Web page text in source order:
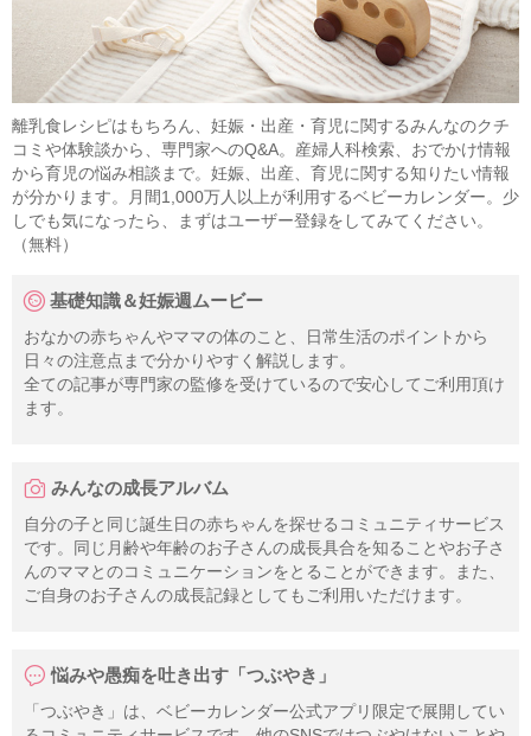
離乳食レシピはもちろん、妊娠・出産・育児に関するみんなのクチ
コミや体験談から、専門家へのQ&A。産婦人科検索、おでかけ情報
から育児の悩み相談まで。妊娠、出産、育児に関する知りたい情報
が分かります。月間1,000万人以上が利用するベビーカレンダー。少
しでも気になったら、まずはユーザー登録をしてみてください。
（無料）
基礎知識＆妊娠週ムービー
おなかの赤ちゃんやママの体のこと、日常生活のポイントから
日々の注意点まで分かりやすく解説します。
全ての記事が専門家の監修を受けているので安心してご利用頂け
ます。
みんなの成長アルバム
自分の子と同じ誕生日の赤ちゃんを探せるコミュニティサービス
です。同じ月齢や年齢のお子さんの成長具合を知ることやお子さ
んのママとのコミュニケーションをとることができます。また、
ご自身のお子さんの成長記録としてもご利用いただけます。
悩みや愚痴を吐き出す「つぶやき」
「つぶやき」は、ベビーカレンダー公式アプリ限定で展開してい